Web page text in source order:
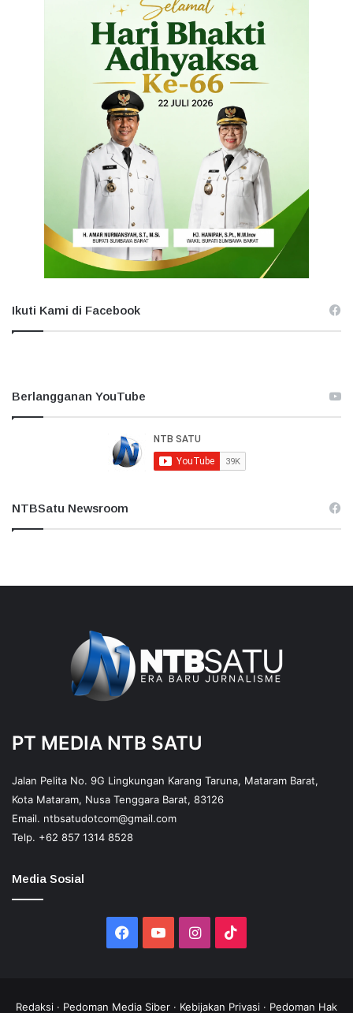
Ikuti Kami di Facebook
Berlangganan YouTube
NTBSatu Newsroom
PT MEDIA NTB SATU
Jalan Pelita No. 9G Lingkungan Karang Taruna, Mataram Barat,
Kota Mataram, Nusa Tenggara Barat, 83126
Email. ntbsatudotcom@gmail.com
Telp. +62 857 1314 8528
Media Sosial
Facebook
YouTubeInstagram
Redaksi · Pedoman Media Siber · Kebijakan Privasi · Pedoman Hak